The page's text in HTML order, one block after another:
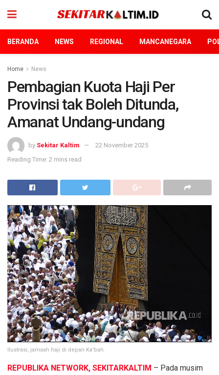
BERANDA NEWS REGIONAL MANCANEGARA
Home News
Pembagian Kuota Haji Per
Provinsi tak Boleh Ditunda,
Amanat Undang-undang
by Sekitar Kaltim
22 November 2025
Reading Time: 2 mins read
Ilustrasi, jamaah haji di depan Ka'bah.
REPUBLIKA NETWORK, SEKITARKALTIM – Pada musim